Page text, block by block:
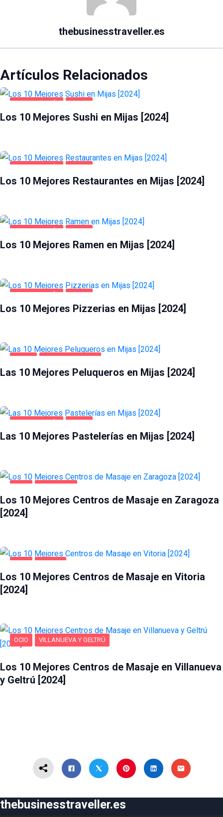
thebusinesstraveller.es
Artículos Relacionados
Los 10 Mejores Sushi en Mijas [2024]
Los 10 Mejores Restaurantes en Mijas [2024]
Los 10 Mejores Ramen en Mijas [2024]
Los 10 Mejores Pizzerias en Mijas [2024]
Las 10 Mejores Peluqueros en Mijas [2024]
Las 10 Mejores Pastelerías en Mijas [2024]
Los 10 Mejores Centros de Masaje en Zaragoza
[2024]
Los 10 Mejores Centros de Masaje en Vitoria
[2024]
OCIO VILLANUEVA Y GELTRÚ
Los 10 Mejores Centros de Masaje en Villanueva
y Geltrú [2024]
thebusinesstraveller.es